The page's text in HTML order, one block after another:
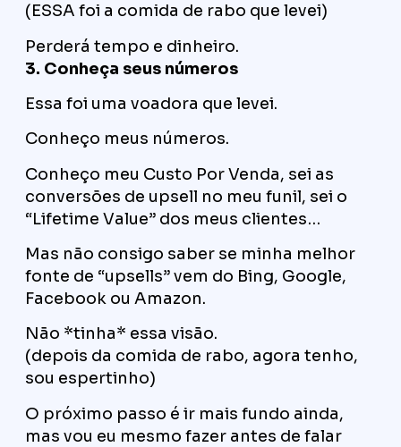
(ESSA foi a comida de rabo que levei)
Perderá tempo e dinheiro.
3. Conheça seus números
Essa foi uma voadora que levei.
Conheço meus números.
Conheço meu Custo Por Venda, sei as
conversões de upsell no meu funil, sei o
“Lifetime Value” dos meus clientes…
Mas não consigo saber se minha melhor
fonte de “upsells” vem do Bing, Google,
Facebook ou Amazon.
Não *tinha* essa visão.
(depois da comida de rabo, agora tenho,
sou espertinho)
O próximo passo é ir mais fundo ainda,
mas vou eu mesmo fazer antes de falar